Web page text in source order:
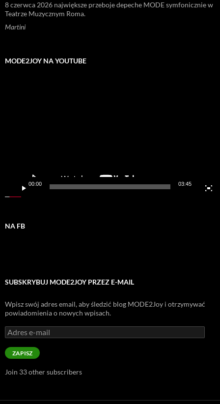
8 czerwca 2026 największe przeboje depeche MODE symfonicznie w
Teatrze Muzycznym Roma.
Martini
MODE2JOY NA YOUTUBE
00:00 03:45
NA FB
SUBSKRYBUJ MODE2JOY PRZEZ E-MAIL
Wpisz swój adres email, aby śledzić blog MODE2Joy i otrzymywać
powiadomienia o nowych wpisach.
Adres
e-
mail
ZAPISZ
Join 33 other subscribers